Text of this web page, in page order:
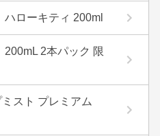
ハローキティ 200ml
200mL 2本パック 限
スト プレミアム